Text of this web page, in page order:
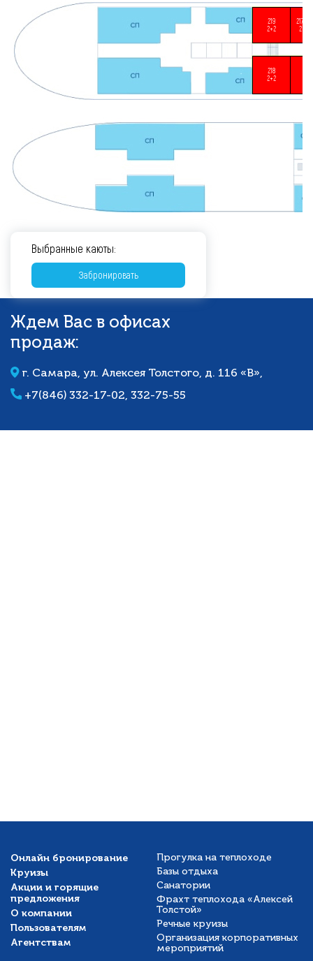
219
2+2
217
2
218
2+2
Выбранные каюты:
Забронировать
Ждем Вас в офисах
продаж:
г. Самара, ул. Алексея Толстого, д. 116 «В»,
+7(846) 332-17-02, 332-75-55
Онлайн бронирование
Круизы
Акции и горящие
предложения
О компании
Пользователям
Агентствам
Прогулка на теплоходе
Базы отдыха
Санатории
Фрахт теплохода «Алексей
Толстой»
Речные круизы
Организация корпоративных
мероприятий